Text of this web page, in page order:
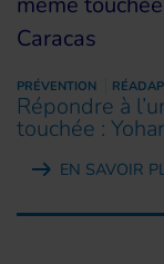
PRÉVENTION
Répondre à
touchée :
EN SAVOIR